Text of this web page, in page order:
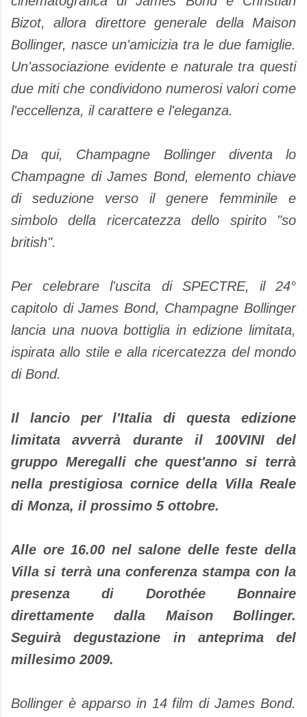
Bizot, allora direttore generale della Maison
Bollinger, nasce un'amicizia tra le due famiglie.
Un'associazione evidente e naturale tra questi
due miti che condividono numerosi valori come
l'eccellenza, il carattere e l'eleganza.
Da qui, Champagne Bollinger diventa lo
Champagne di James Bond, elemento chiave
di seduzione verso il genere femminile e
simbolo della ricercatezza dello spirito "so
british".
Per celebrare l'uscita di SPECTRE, il 24°
capitolo di James Bond, Champagne Bollinger
lancia una nuova bottiglia in edizione limitata,
ispirata allo stile e alla ricercatezza del mondo
di Bond.
Il lancio per l'Italia di questa edizione
limitata avverrà durante il 100VINI del
gruppo Meregalli che quest'anno si terrà
nella prestigiosa cornice della Villa Reale
di Monza, il prossimo 5 ottobre.
Alle ore 16.00 nel salone delle feste della
Villa si terrà una conferenza stampa con la
presenza di Dorothée Bonnaire
direttamente dalla Maison Bollinger.
Seguirà degustazione in anteprima del
millesimo 2009.
Bollinger è apparso in 14 film di James Bond.